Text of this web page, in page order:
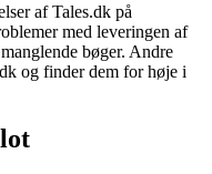
af Tales.dk på
med leveringen af
bøger. Andre
og finder dem for høje i